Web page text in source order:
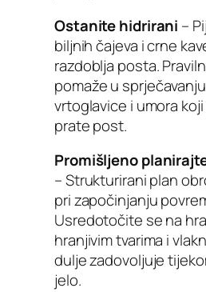
Ostanite hidrirani –
biljnih čajeva i crne
razdoblja posta.
pomaže u
vrtoglavice i umora
prate post.
Promišljeno
– Strukturirani plan
pri započinjanju
Usredotočite se na
hranjivim tvarima i
dulje zadovoljuje
jelo.